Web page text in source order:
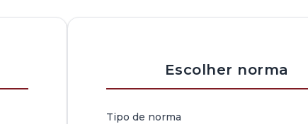
Escolher norma
Tipo de norma